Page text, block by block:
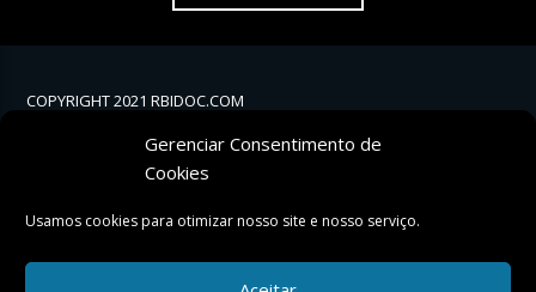
Gerenciar Consentimento de
Cookies
Usamos cookies para otimizar nosso site e nosso serviço.
COPYRIGHT 2021 RBIDOC.COM